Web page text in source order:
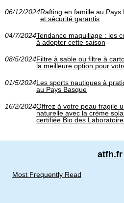
06/12/2024Rafting en famille au Pays
et sécurité garantis
04/7/2024Tendance maquillage : les
à adopter cette saison
08/5/2024Filtre à sable ou filtre à
la meilleure option pour
01/5/2024Les sports nautiques à
au Pays Basque
16/2/2024Offrez à votre peau fragile
naturelle avec la crème
certifiée Bio des
atfh.fr
Most Frequently Read